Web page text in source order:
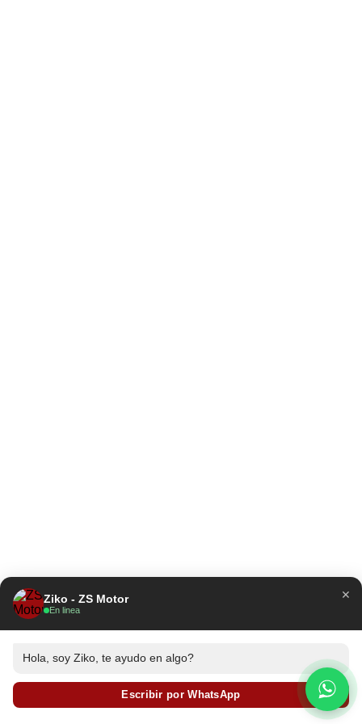
Ziko - ZS Motor
En linea
×
Hola, soy Ziko, te ayudo en algo?
Escribir por WhatsApp